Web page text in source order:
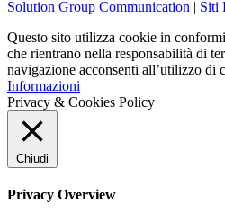
Solution Group Communication | Siti
Questo sito utilizza cookie in
che rientrano nella responsabilità di
navigazione acconsenti all’utilizzo di
Informazioni
Privacy & Cookies Policy
Chiudi
Privacy Overview